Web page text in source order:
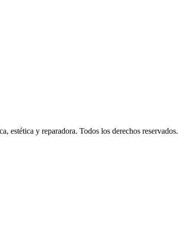
estética y reparadora. Todos los derechos reservados.